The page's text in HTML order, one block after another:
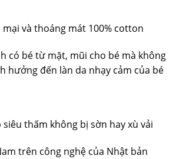
và thoáng mát 100% cotton
có bé từ mặt, mũi cho bé mà không
hưởng đến làn da nhạy cảm của bé
thấm không bị sờn hay xù vải
trên công nghệ của Nhật bản